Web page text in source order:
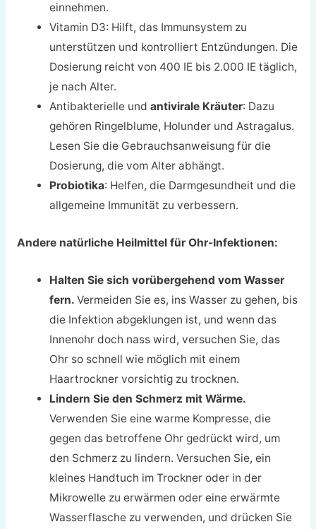
einnehmen.
Vitamin D3: Hilft, das Immunsystem zu
unterstützen und kontrolliert Entzündungen. Die
Dosierung reicht von 400 IE bis 2.000 IE täglich,
je nach Alter.
Antibakterielle undantivirale Kräuter: Dazu
gehören Ringelblume, Holunder und Astragalus.
Lesen Sie die Gebrauchsanweisung für die
Dosierung, die vom Alter abhängt.
Probiotika: Helfen, die Darmgesundheit und die
allgemeine Immunität zu verbessern.
Andere natürliche Heilmittel für Ohr-Infektionen:
Halten Sie sich vorübergehend vom Wasser
fern.Vermeiden Sie es, ins Wasser zu gehen, bis
die Infektion abgeklungen ist, und wenn das
Innenohr doch nass wird, versuchen Sie, das
Ohr so schnell wie möglich mit einem
Haartrockner vorsichtig zu trocknen.
Lindern Sie den Schmerz mit Wärme.
Verwenden Sie eine warme Kompresse, die
gegen das betroffene Ohr gedrückt wird, um
den Schmerz zu lindern. Versuchen Sie, ein
kleines Handtuch im Trockner oder in der
Mikrowelle zu erwärmen oder eine erwärmte
Wasserflasche zu verwenden, und drücken Sie